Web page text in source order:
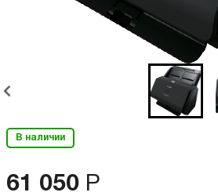
В наличии
61 050 Р